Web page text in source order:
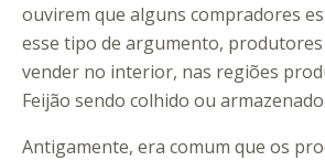
ouvirem que alguns compradores
esse tipo de argumento,
vender no interior, nas regiões
Feijão sendo colhido ou armazenado.
Antigamente, era comum que os